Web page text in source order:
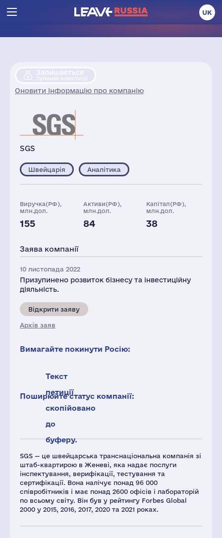
UK
Залишається
Зупиняє інвестиції
Оновити інформацію про компанію
SGS
SGS — це швейцарська транснаціональна компанія зі
штаб-квартирою в Женеві, яка надає послуги
інспектування, верифікації, тестування та
сертифікації. Вона налічує понад 96 000
співробітників і має понад 2600 офісів і лабораторій
по всьому світу. Він був у рейтингу Forbes Global
2000 у 2015, 2016, 2017, 2020 та 2021 роках.
Швейцарія Аналітика
Виручка(РФ),
млн.дол.
155
Активи(РФ),
млн.дол.
84
Капітал(РФ),
млн.дол.
38
6675
Заява компанії
10 листопада 2022
Призупинено розвиток бізнесу та інвестиційну
діяльність.
Відкрити заяву
Архів заяв
Вимагайте покинути Росію:
Текст
петиції
скопійовано
до
буферу.
Поширюйте статус компанії: